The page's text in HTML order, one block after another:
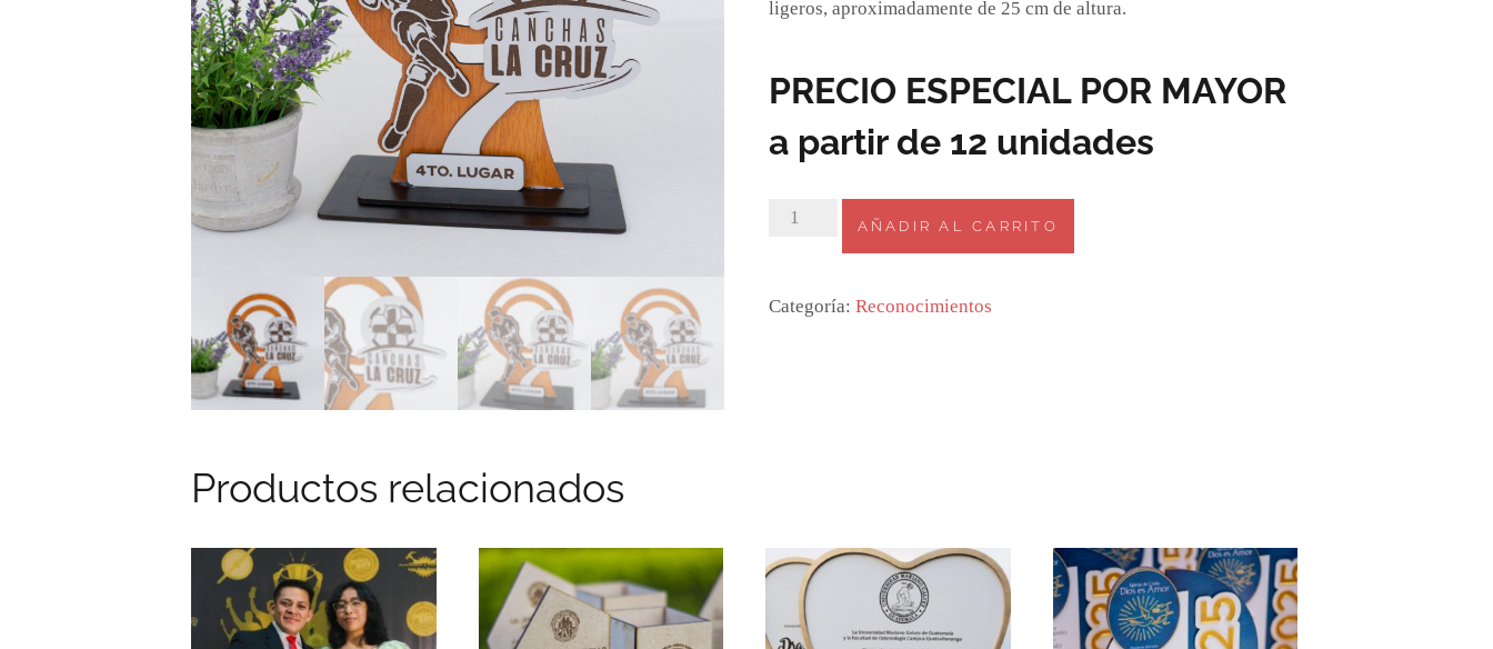
ligeros, aproximadamente de 25 cm de altura.
PRECIO ESPECIAL POR MAYOR
a partir de 12 unidades
Cruz
AÑADIR AL CARRITO
Categoría: Reconocimientos
Productos relacionados